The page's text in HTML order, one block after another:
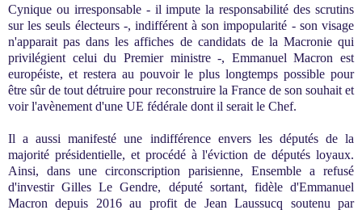
Cynique ou irresponsable - il impute la responsabilité des scrutins
sur les seuls électeurs -, indifférent à son impopularité - son visage
n'apparait pas dans les affiches de candidats de la Macronie qui
privilégient celui du Premier ministre -, Emmanuel Macron est
européiste, et restera au pouvoir le plus longtemps possible pour
être sûr de tout détruire pour reconstruire la France de son souhait et
voir l'avènement d'une UE fédérale dont il serait le Chef.
Il a aussi manifesté une indifférence envers les députés de la
majorité présidentielle, et procédé à l'éviction de députés loyaux.
Ainsi, dans une circonscription parisienne, Ensemble a refusé
d'investirGilles Le Gendre, député sortant, fidèle d'Emmanuel
Macron depuis 2016au profit de Jean Laussucq soutenu par